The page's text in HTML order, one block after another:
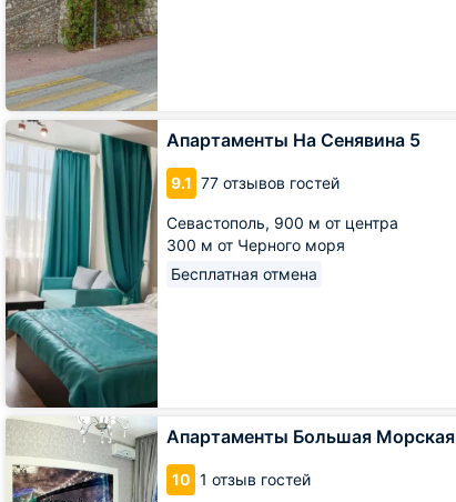
Апартаменты На Сенявина 5
9.1 77 отзывов гостей
Севастополь, 900 м от центра
300 м от Черного моря
Бесплатная отмена
Апартаменты
На
Сенявина
Апартаменты Большая Морская
10 1 отзыв гостей
Апартаменты
Морская